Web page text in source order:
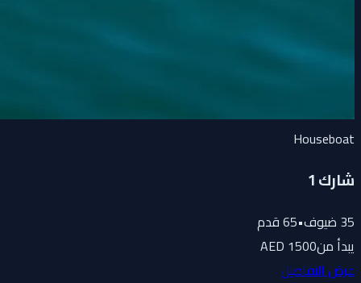
Houseboat
شارك 1
35ضيوف•
65قدم
يبدأ من1500 AED
عرض التفاصيل